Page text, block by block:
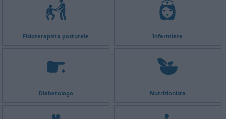
Fisioterapista posturale Infermiere
Diabetologo Nutrizionista